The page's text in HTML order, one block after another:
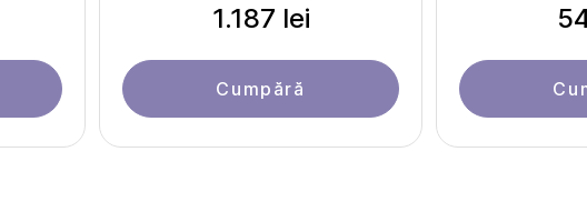
1.187 lei
Cumpără